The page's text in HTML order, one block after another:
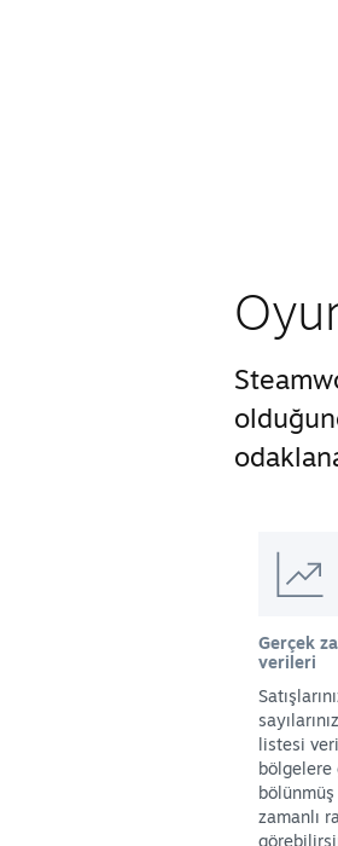
Gerçek
verileri
listesi
bölgelere
zamanlı